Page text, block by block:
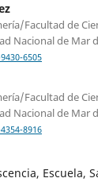
Facultad de
Nacional de Mar
6505
Facultad de
Nacional de Mar
8916
Escuela,